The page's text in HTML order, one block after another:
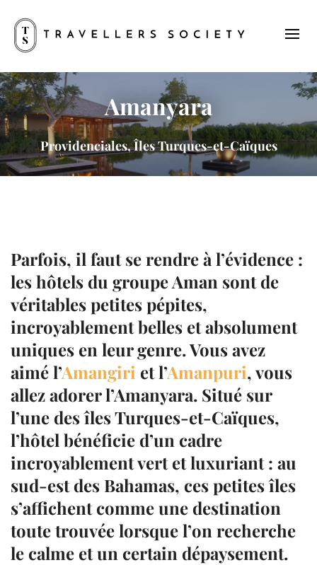
Amanyara
Providenciales, Îles Turques-et-Caïques
Parfois, il faut se rendre à l’évidence :
les hôtels du groupeAman sont de
véritables petites pépites,
incroyablement belles et absolument
uniques en leur genre. Vous avez
aimé l’Amangiri et l’Amanpuri, vous
allez adorer l’Amanyara. Situé sur
l’une des îlesTurques-et-Caïques,
l’hôtel bénéficie d’un cadre
incroyablement vert et luxuriant : au
sud-est des Bahamas, ces petites îles
s’affichent comme une destination
toute trouvée lorsque l’on recherche
le calme et un certain dépaysement.